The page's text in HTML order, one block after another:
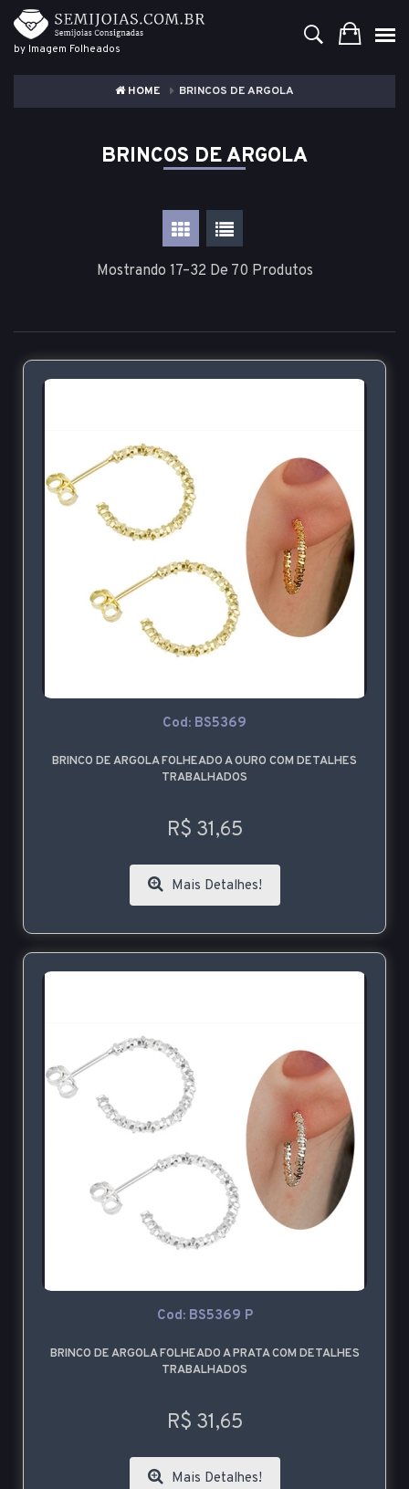
by Imagem Folheados
HOME BRINCOS DE ARGOLA
BRINCOS DE ARGOLA
Mostrando 17–32 De 70 Produtos
Cod: BS5369
BRINCO DE ARGOLA FOLHEADO A OURO COM DETALHES
TRABALHADOS
R$ 31,65
Mais Detalhes!
Cod: BS5369 P
BRINCO DE ARGOLA FOLHEADO A PRATA COM DETALHES
TRABALHADOS
R$ 31,65
Mais Detalhes!